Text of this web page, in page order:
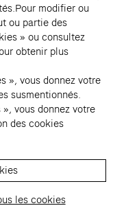
you its newsletter.
link. For more
tab) in a new tab)
modifier ou
ou partie des
» ou consultez
obtenir plus
», vous donnez votre
susmentionnés.
vous donnez votre
des cookies
les cookies